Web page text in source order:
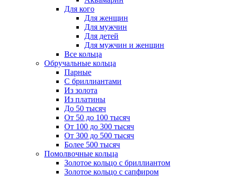
Для кого
Для женщин
Для мужчин
Для детей
Для мужчин и женщин
Все кольца
Обручальные кольца
Парные
С бриллиантами
Из золота
Из платины
До 50 тысяч
От 50 до 100 тысяч
От 100 до 300 тысяч
От 300 до 500 тысяч
Более 500 тысяч
Помолвочные кольца
Золотое кольцо с бриллиантом
Золотое кольцо с сапфиром